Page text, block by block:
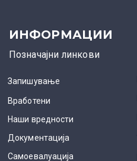
ИНФОРМАЦИИ
Позначајни линкови
Запишување
Вработени
Наши вредности
Документација
Самоевалуација